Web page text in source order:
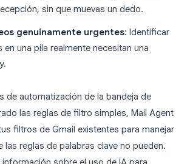
sin que muevas un dedo.
genuinamente urgentes: Identificar
en una pila realmente necesitan una
de automatización de la bandeja de
las reglas de filtro simples, Mail Agent
filtros de Gmail existentes para manejar
las reglas de palabras clave no pueden.